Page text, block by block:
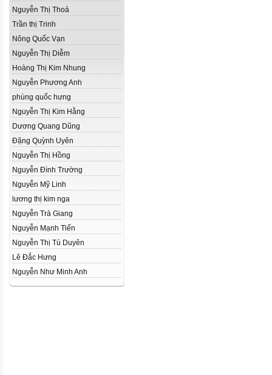
Nguyễn Thị Thoả
Trần thị Trinh
Nông Quốc Vạn
Nguyễn Thị Diễm
Hoàng Thị Kim Nhung
Nguyễn Phương Anh
phùng quốc hưng
Nguyễn Thị Kim Hằng
Dương Quang Dũng
Đặng Quỳnh Uyên
Nguyễn Thị Hồng
Nguyễn Đình Trường
Nguyễn Mỹ Linh
lương thị kim nga
Nguyễn Trà Giang
Nguyễn Mạnh Tiến
Nguyễn Thị Tú Duyên
Lê Đắc Hưng
Nguyễn Như Minh Anh